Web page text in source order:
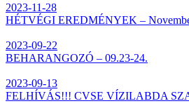
2023-11-28
HÉTVÉGI EREDMÉNYEK –
2023-09-22
BEHARANGOZÓ – 09.23-24.
2023-09-13
FELHÍVÁS!!! CVSE VÍZILABDA